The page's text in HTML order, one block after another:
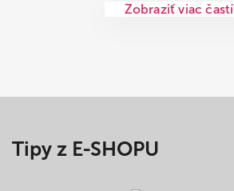
Zobraziť viac častí
Tipy z E-SHOPU